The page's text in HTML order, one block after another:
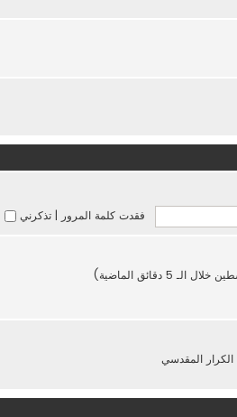
فقدت كلمة المرور | تذكرني
الكرار المقدسي